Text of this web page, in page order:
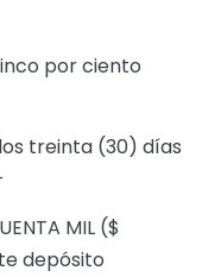
por ciento
treinta (30) días
MIL ($
depósito